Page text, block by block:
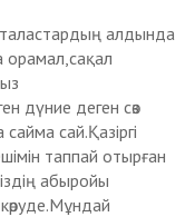
таластардың алдында
орамал,сақал
дүние деген сөз
сай.Қазіргі
таппай отырған
абыройы